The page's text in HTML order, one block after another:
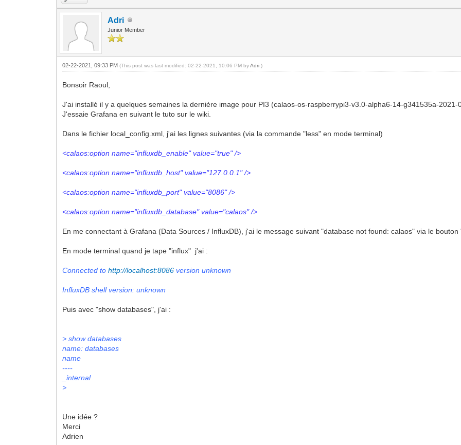
Adri
Junior Member
02-22-2021, 09:33 PM(This post was last modified: 02-22-2021, 10:06 PM byAdri .)
Bonsoir Raoul,
J'ai installé il y a quelques semaines la dernière image pour PI3 (calaos-os-raspberrypi3-v3.0-alpha6-14-g341535a-2021-
J'essaie Grafana en suivant le tuto sur le wiki.
Dans le fichier local_config.xml, j'ai les lignes suivantes (via la commande "less" en mode terminal)
<calaos:option name="influxdb_enable" value="true" />
<calaos:option name="influxdb_host" value="127.0.0.1" />
<calaos:option name="influxdb_port" value="8086" />
<calaos:option name="influxdb_database" value="calaos" />
En me connectant à Grafana (Data Sources / InfluxDB), j'ai le message suivant "database not found: calaos" via le bouton
En mode terminal quand je tape "influx" j'ai :
Connected tohttp://localhost:8086 version unknown
InfluxDB shell version: unknown
Puis avec "show databases", j'ai :
> show databases
name: databases
name
----
_internal
>
Une idée ?
Merci
Adrien